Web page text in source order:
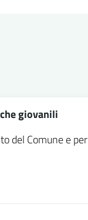
giovanili
del Comune e per